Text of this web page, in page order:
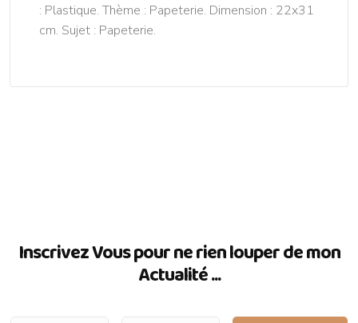
: Plastique. Thème : Papeterie. Dimension : 22x31
cm. Sujet : Papeterie.
Inscrivez Vous pour ne rien louper de mon
Actualité ...